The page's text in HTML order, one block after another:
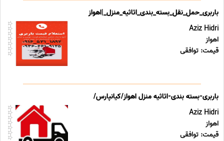
باربری_حمل_نقل_بسته_بندی_اثاثیه_منزل_|اهواز
Aziz Hidri
اهواز
قیمت: توافقی
باربری-بسته بندی-اثاثیه منزل اهواز/کیانپارس/
Aziz Hidri
اهواز
قیمت: توافقی